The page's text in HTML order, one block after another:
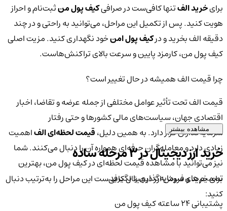
برایخرید الفتنها کافی‌ست در صرافیکیف پول منثبت‌نام و احراز
هویت کنید. پس از تکمیل این مراحل، می‌توانید به راحتی و در چند
دقیقه الف بخرید و درکیف پول امنخود نگهداری کنید. مزیت اصلی
کیف پول من، کارمزد پایین و سرعت بالای تراکنش‌هاست.
چرا قیمت الف همیشه در حال تغییر است؟
قیمت الف تحت تأثیر عوامل مختلفی از جمله عرضه و تقاضا، اخبار
اقتصادی جهان، سیاست‌های مالی کشورها و حتی رفتار
سرمایه‌گذاران قرار دارد. به همین دلیل،قیمت لحظه‌ای الفاهمیت
زیادی دارد و معامله‌گران حرفه‌ای همواره آن را دنبال می‌کنند. شما
نیز می‌توانید با مشاهده قیمت لحظه‌ای در کیف پول من، بهترین
تصمیم‌های سرمایه‌گذاری را بگیرید.
پشتیبانی ۲۴ ساعته کیف پول من
مشاهده بیشتر
خرید ارز دیجیتال در 3 مرحله ساده
برای خرید و فروش ارز دیجیتال کافی‌ست این مراحل را به‌ترتیب دنبال
کنید: